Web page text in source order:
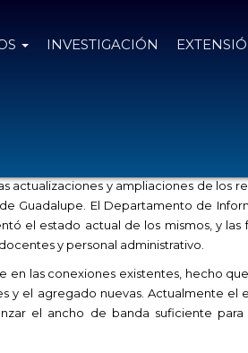
INVESTIGACIÓN
actualizaciones y ampliaciones de los
Guadalupe. El Departamento de
el estado actual de los mismos, y las
y personal administrativo.
en las conexiones existentes, hecho
y el agregado nuevas. Actualmente el
el ancho de banda suficiente para